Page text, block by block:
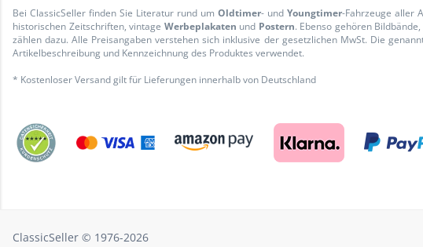
Bei ClassicSeller finden Sie Literatur rund um Oldtimer- und Youngtimer-Fahrzeuge aller
historischen Zeitschriften, vintage Werbeplakaten und Postern. Ebenso gehören Bildbände,
zählen dazu. Alle Preisangaben verstehen sich inklusive der gesetzlichen MwSt. Die
Artikelbeschreibung und Kennzeichnung des Produktes verwendet.
* Kostenloser Versand gilt für Lieferungen innerhalb von Deutschland
ClassicSeller © 1976-2026